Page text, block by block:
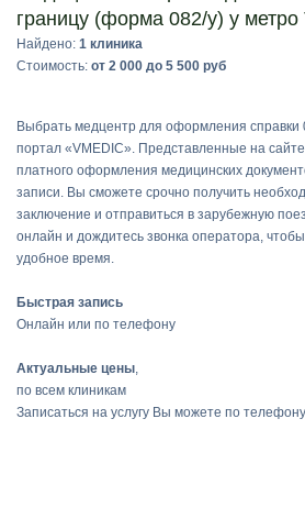
границу (форма 082/у) у метро
Найдено: 1 клиника
Стоимость: от 2 000 до 5 500 руб
Выбрать медцентр для оформления справки
портал «VMEDIC». Представленные на сайте
платного оформления медицинских
записи. Вы сможете срочно получить
заключение и отправиться в зарубежную
онлайн и дождитесь звонка оператора,
удобное время.
Быстрая запись
Онлайн или по телефону
Актуальные цены,
по всем клиникам
Записаться на услугу Вы можете по